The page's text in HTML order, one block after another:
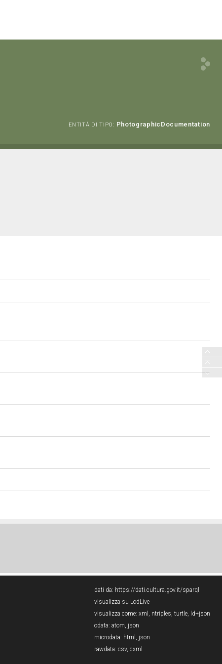
ENTITÀ DI TIPO: PhotographicDocumentation
dati da: https://dati.cultura.gov.it/sparql
visualizza su LodLive
visualizza come: xml , ntriples, turtle, ld+json
odata: atom, json
microdata: html , json
rawdata: csv, cxml